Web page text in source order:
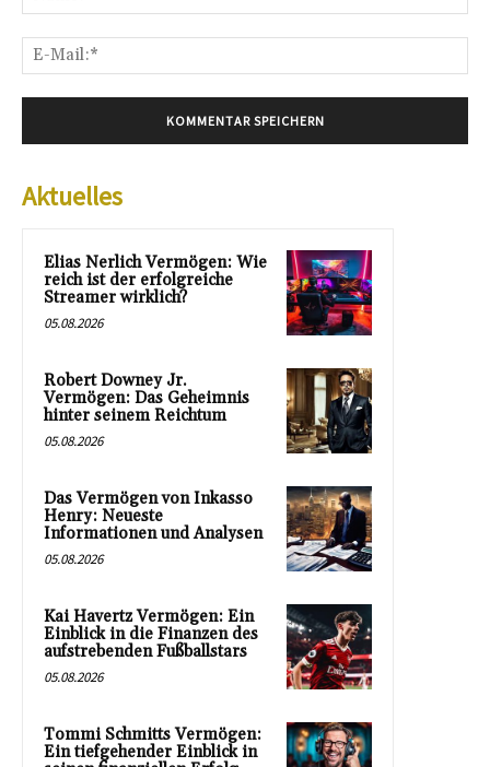
Aktuelles
Elias Nerlich Vermögen: Wie
reich ist der erfolgreiche
Streamer wirklich?
05.08.2026
Robert Downey Jr.
Vermögen: Das Geheimnis
hinter seinem Reichtum
05.08.2026
Das Vermögen von Inkasso
Henry: Neueste
Informationen und Analysen
05.08.2026
Kai Havertz Vermögen: Ein
Einblick in die Finanzen des
aufstrebenden Fußballstars
05.08.2026
Tommi Schmitts Vermögen:
Ein tiefgehender Einblick in